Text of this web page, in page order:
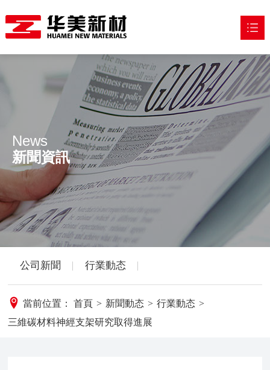

産品中心 
應用領域
新聞中心
加入我們
News
新聞資訊
公司新聞 行業動态
當前位置： 首頁 > 新聞動态 > 行業動态 >
三維碳材料神經支架研究取得進展